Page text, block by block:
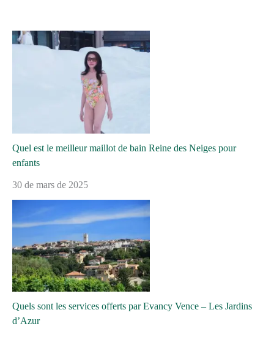
Quel est le meilleur maillot de bain Reine des Neiges pour
enfants
30 de mars de 2025
Quels sont les services offerts par Evancy Vence – Les Jardins
d’Azur